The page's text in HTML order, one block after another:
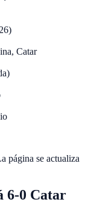
Catar
página se actualiza
6-0 Catar